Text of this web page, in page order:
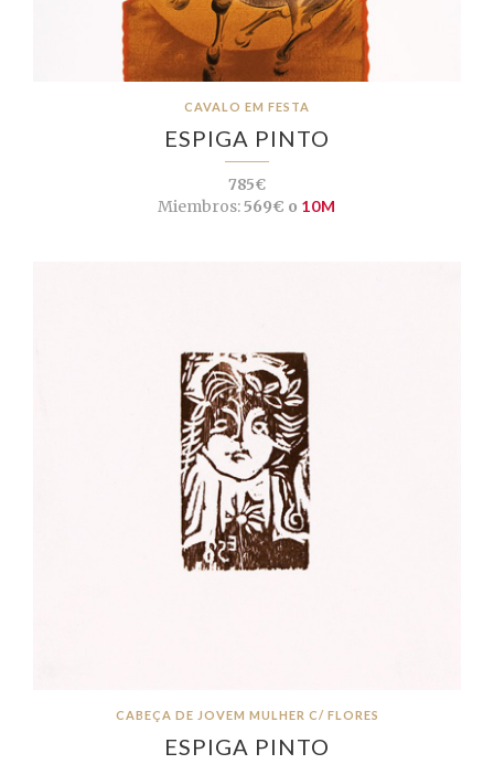
CAVALO EM FESTA
ESPIGA PINTO
785€
Miembros:569€ o 10M
CABEÇA DE JOVEM MULHER C/ FLORES
ESPIGA PINTO